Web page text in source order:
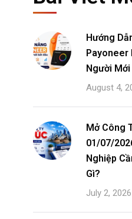
Hướng
Payoneer
Người
August 4,
Mở Công
01/07/
Nghiệp
Gì?
July 2, 2026